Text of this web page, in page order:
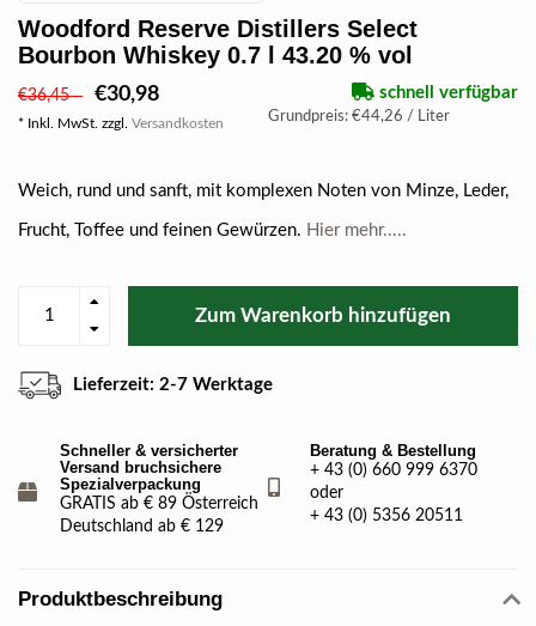
Woodford Reserve Distillers Select
Bourbon Whiskey 0.7 l 43.20 % vol
€36,45 €30,98
* Inkl. MwSt. zzgl. Versandkosten
schnell verfügbar
Grundpreis: €44,26 / Liter
Weich, rund und sanft, mit komplexen Noten von Minze, Leder,
Frucht, Toffee und feinen Gewürzen. Hier mehr.....
Zum Warenkorb hinzufügen
Lieferzeit: 2-7 Werktage
Schneller & versicherter
Versand bruchsichere
Spezialverpackung
GRATIS ab € 89 Österreich
Deutschland ab € 129
Beratung & Bestellung
+ 43 (0) 660 999 6370
oder
+ 43 (0) 5356 20511
Produktbeschreibung